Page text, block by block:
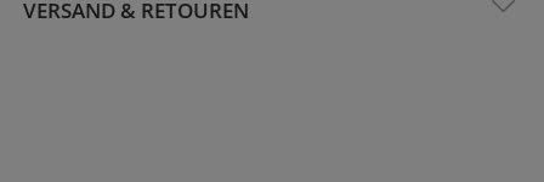
VERSAND & RETOUREN